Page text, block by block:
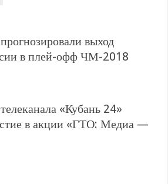
инфраструктуру в Москве превышает
года капитально отремонтировали 209
в вашу страховую компанию
отметили День России
20-й юбилейный молодежный форум «Регион 93»
выход
в плей-офф ЧМ-2018
«Кубань 24»
в акции «ГТО: Медиа —